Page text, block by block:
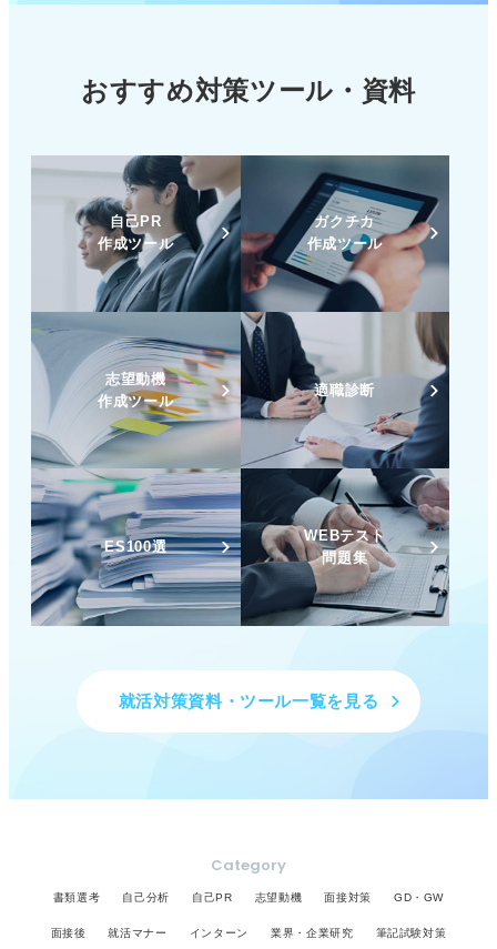
おすすめ対策ツール・資料
自己PR
作成ツール
ガクチカ
作成ツール
志望動機
作成ツール
適職診断
ES100選
WEBテスト
問題集
就活対策資料・ツール一覧を見る
Category
書類選考 自己分析 自己PR 志望動機 面接対策 GD・GW
面接後 就活マナー インターン 業界・企業研究 筆記試験対策